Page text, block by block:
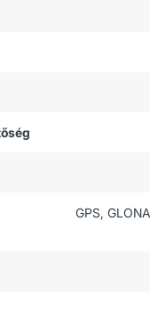
GPS,